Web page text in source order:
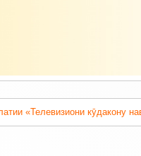
«Телевизиони кӯдакону